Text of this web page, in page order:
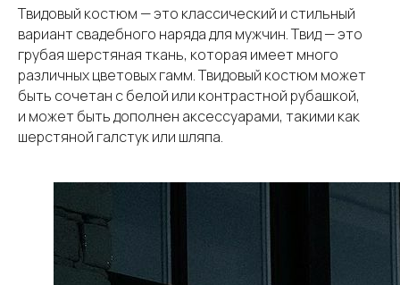
Твидовый костюм — это классический и стильный
вариант свадебного наряда для мужчин. Твид — это
грубая шерстяная ткань, которая имеет много
различных цветовых гамм. Твидовый костюм может
быть сочетан с белой или контрастной рубашкой,
и может быть дополнен аксессуарами, такими как
шерстяной галстук или шляпа.